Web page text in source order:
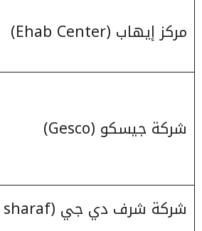
مركز إيهاب (Ehab Center)
شركة جيسكو (Gesco)
شركة شرف دي جي (sharaf